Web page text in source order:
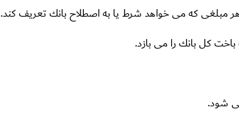
هر مبلغى كه مى خواهد شرط يا به اصطلاح بانك تعريف كند.
كل بانك را مى بازد.